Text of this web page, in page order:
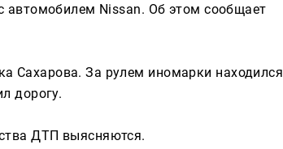
автомобилем Nissan. Об этом сообщает
Сахарова. За рулем иномарки находился
дорогу.
ДТП выясняются.